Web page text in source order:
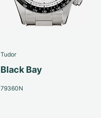
Tudor
Black Bay
79360N